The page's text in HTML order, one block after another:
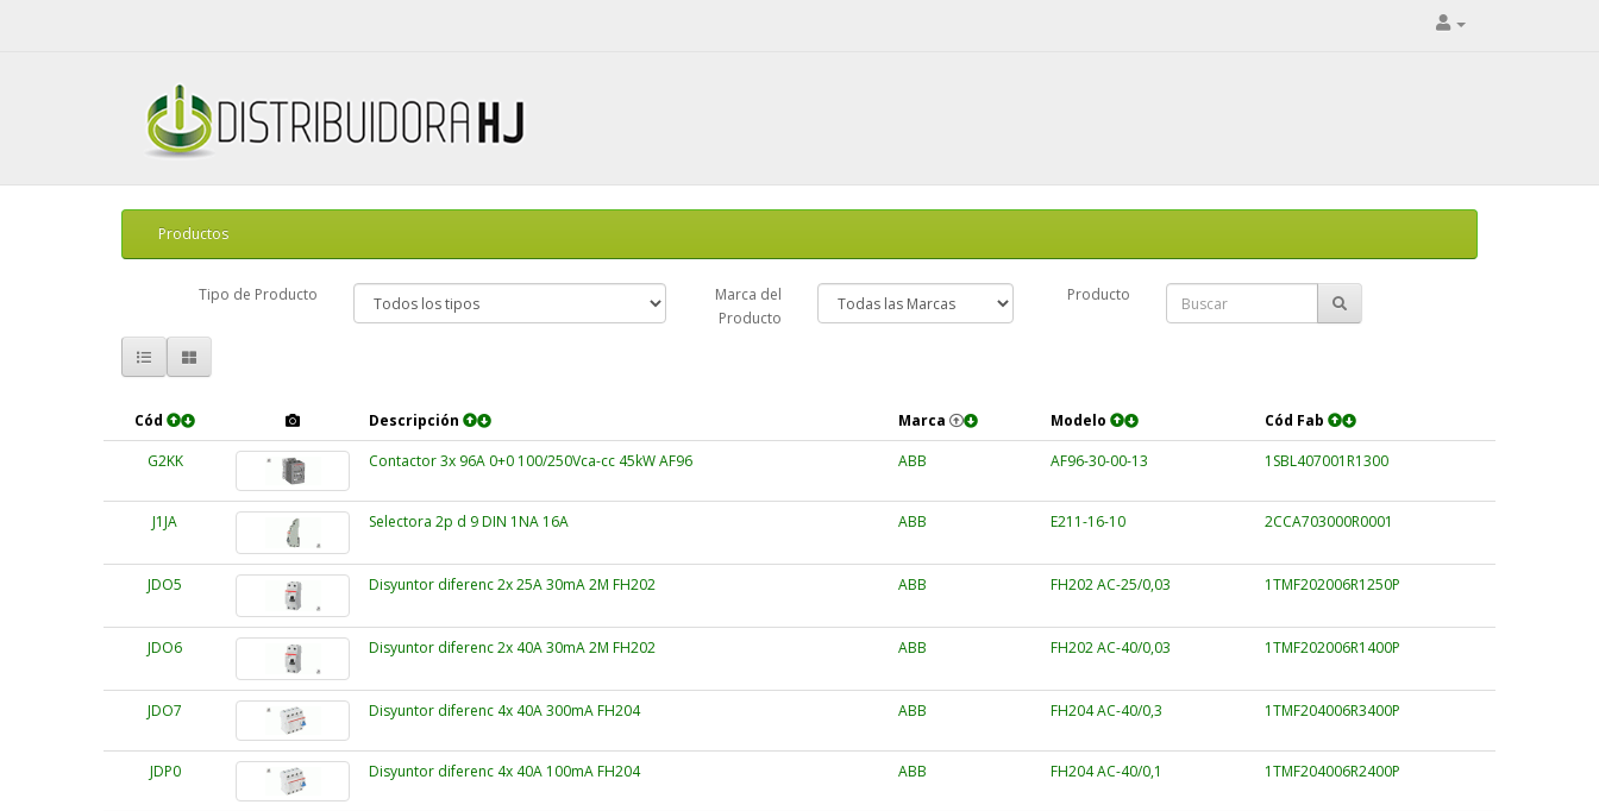
Productos
Tipo de Producto
Marca del
Producto
Producto
Cód Descripción Marca Modelo
Cód Fab
G2KK
Contactor 3x 96A 0+0 100/250Vca-cc 45kW AF96 ABB AF96-30-00-13 1SBL407001R1300
J1JA Selectora 2p d 9 DIN 1NA 16A ABB E211-16-10 2CCA703000R0001
JDO5 Disyuntor diferenc 2x 25A 30mA 2M FH202 ABB FH202 AC-25/0,03 1TMF202006R1250P
JDO6 Disyuntor diferenc 2x 40A 30mA 2M FH202 ABB FH202 AC-40/0,03 1TMF202006R1400P
JDO7 Disyuntor diferenc 4x 40A 300mA FH204 ABB FH204 AC-40/0,3 1TMF204006R3400P
JDP0 Disyuntor diferenc 4x 40A 100mA FH204 ABB FH204 AC-40/0,1 1TMF204006R2400P